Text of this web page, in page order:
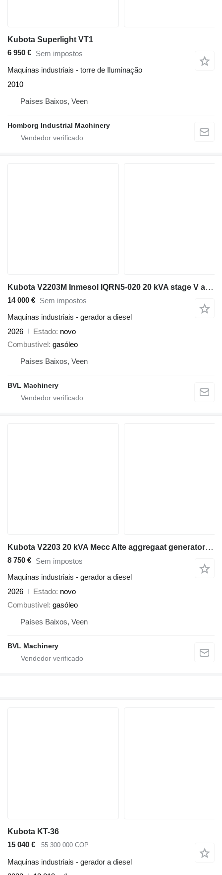
Kubota Superlight VT1
6 950 € Sem impostos
Maquinas industriais - torre de Iluminação
2010
Países Baixos, Veen
Homborg Industrial Machinery
Kubota V2203M Inmesol IQRN5-020 20 kVA stage V aggregaat generatorset
14 000 € Sem impostos
Maquinas industriais - gerador a diesel
2026
Estado novo
Combustível gasóleo
Países Baixos, Veen
BVL Machinery
Kubota V2203 20 kVA Mecc Alte aggregaat generatorset
8 750 € Sem impostos
Maquinas industriais - gerador a diesel
2026
Estado novo
Combustível gasóleo
Países Baixos, Veen
BVL Machinery
Kubota KT-36
15 040 €
55 300 000 COP
Maquinas industriais - gerador a diesel